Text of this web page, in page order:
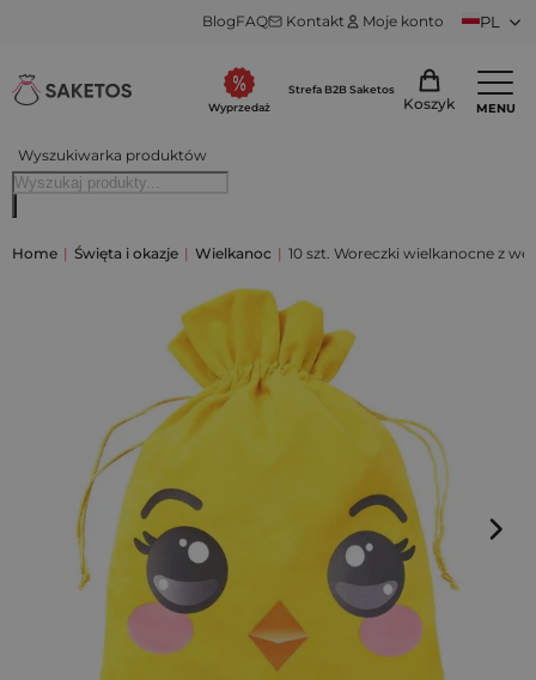
BlogFAQ Kontakt Moje konto PL
Wyszukiwarka produktów
Wyprzedaż
Strefa B2B Saketos
Koszyk MENU
Home | Święta i okazje | Wielkanoc | 10 szt. Woreczki wielkanocne z